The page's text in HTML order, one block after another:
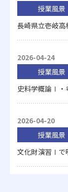
授業風景
長崎県立壱岐
2026-04-24
授業風景
史料学概論Ⅰ・
2026-04-20
授業風景
文化財演習Ⅰで